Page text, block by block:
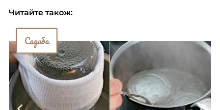
Читайте також:
Садиба